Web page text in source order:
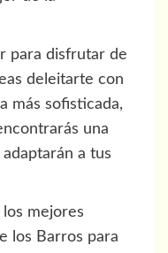
para disfrutar de
deleitarte con
más sofisticada,
una
a tus
mejores
los Barros para